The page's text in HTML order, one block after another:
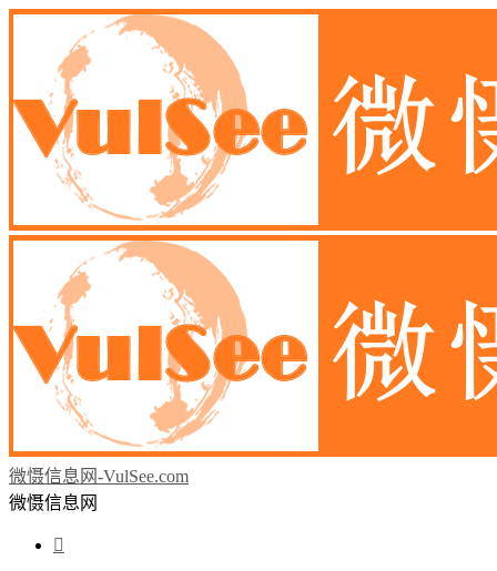
微慑信息网-VulSee.com
微慑信息网
